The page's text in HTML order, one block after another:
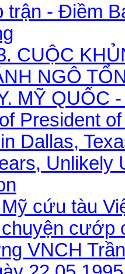
trận - Điềm
CUỘC
NGÔ
MỸ QUỐC
President
Dallas,
Unlikely
cứu tàu
cướp
VNCH